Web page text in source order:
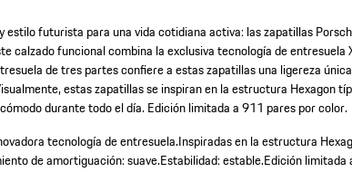
futurista para una vida cotidiana activa: las zapatillas
calzado funcional combina la exclusiva tecnología de entresuela
de tres partes confiere a estas zapatillas una ligereza
estas zapatillas se inspiran en la estructura Hexagon
durante todo el día. Edición limitada a 911 pares por color.
tecnología de entresuela.Inspiradas en la estructura
de amortiguación: suave.Estabilidad: estable.Edición limitada